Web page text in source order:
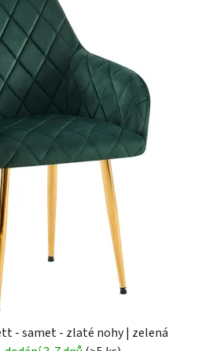
- samet - zlaté nohy | zelená